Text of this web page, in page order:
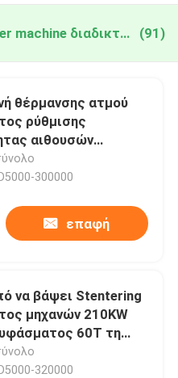
100m min fabric stenter machine διαδικτυακή κατασκευή (91)
θέρμανσης ατμού
ρύθμισης
αιθουσών
για το ύφασμα
300000
επαφή
να βάψει Stentering
μηχανών 210KW
60T τη
320000